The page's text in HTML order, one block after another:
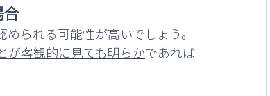
られる可能性が高いでしょう。
が客観的に見ても明らかであれば